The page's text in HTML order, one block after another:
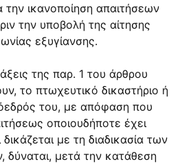
την ικανοποίηση απαιτήσεων
την υποβολή της αίτησης
εξυγίανσης.
της παρ. 1 του άρθρου
το πτωχευτικό δικαστήριο ή
του, με απόφαση που
οποιουδήποτε έχει
με τη διαδικασία των
δύναται, μετά την κατάθεση